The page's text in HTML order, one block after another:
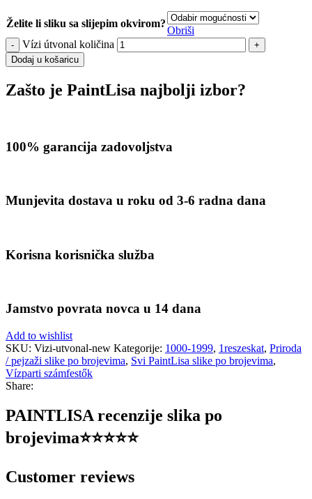
Želite li sliku sa slijepim okvirom?
Obriši
Vízi útvonal količina
Dodaj u košaricu
Zašto je PaintLisa najbolji izbor?
100% garancija zadovoljstva
Munjevita dostava u roku od 3-6 radna dana
Korisna korisnička služba
Jamstvo povrata novca u 14 dana
Add to wishlist
SKU: Vizi-utvonal-new Kategorije: 1000-1999, 1reszeskat, Priroda
/ pejzaži slike po brojevima, Svi PaintLisa slike po brojevima,
Vízparti számfestők
Share:
PAINTLISA recenzije slika po
brojevima⭐️⭐️⭐️⭐️⭐️
Customer reviews